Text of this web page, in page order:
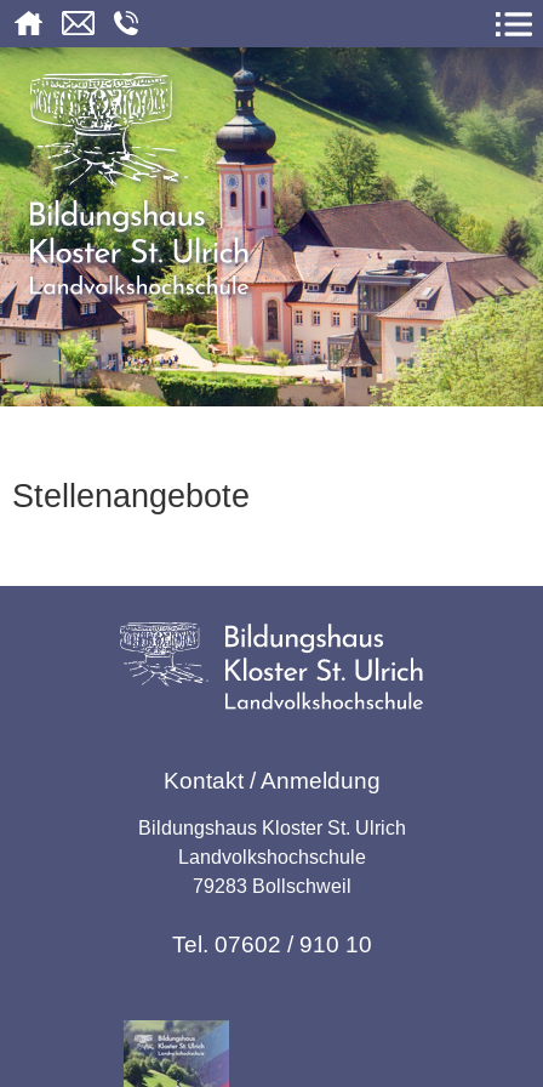
Stellenangebote
Kontakt / Anmeldung
Bildungshaus Kloster St. Ulrich
Landvolkshochschule
79283 Bollschweil
Tel. 07602 / 910 10